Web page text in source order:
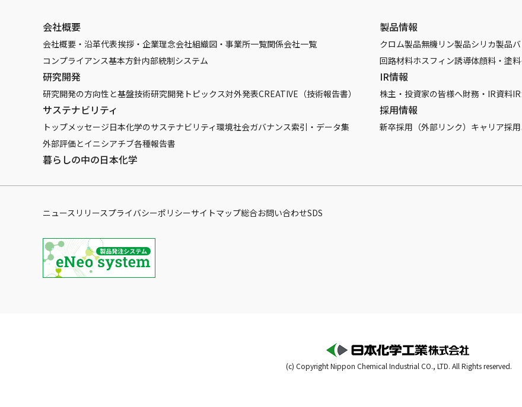
会社概要
会社概要・沿革代表挨拶・企業理念会社組織図・事業所一覧関係会社一覧
コンプライアンス基本方針内部統制システム
製品情報
クロム製品無機リン製品シリカ製品
回路材料ホスフィン誘導体顔料・塗料
研究開発
研究開発の方向性と基盤技術研究開発トピックス対外発表CREATIVE（技術報告書）
IR情報
株主・投資家の皆様へ財務・IR資料
サステナビリティ
トップメッセージ日本化学のサステナビリティ環境社会ガバナンス索引・データ集
外部評価とイニシアチブ各種報告書
採用情報
新卒採用（外部リンク） キャリア採用
暮らしの中の日本化学
ニュースリリースプライバシーポリシーサイトマップ総合お問い合わせSDS
(c) Copyright Nippon Chemical Industrial CO., LTD. All Rights reserved.